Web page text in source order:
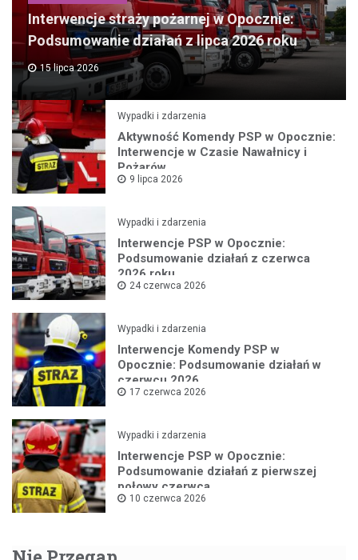
Interwencje straży pożarnej w Opocznie:
Podsumowanie działań z lipca 2026 roku
15 lipca 2026
Wypadki i zdarzenia
Aktywność Komendy PSP w Opocznie:
Interwencje w Czasie Nawałnicy i
Pożarów
9 lipca 2026
Wypadki i zdarzenia
Interwencje PSP w Opocznie:
Podsumowanie działań z czerwca
2026 roku
24 czerwca 2026
Wypadki i zdarzenia
Interwencje Komendy PSP w
Opocznie: Podsumowanie działań w
czerwcu 2026
17 czerwca 2026
Wypadki i zdarzenia
Interwencje PSP w Opocznie:
Podsumowanie działań z pierwszej
połowy czerwca
10 czerwca 2026